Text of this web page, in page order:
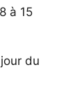
à 15
du